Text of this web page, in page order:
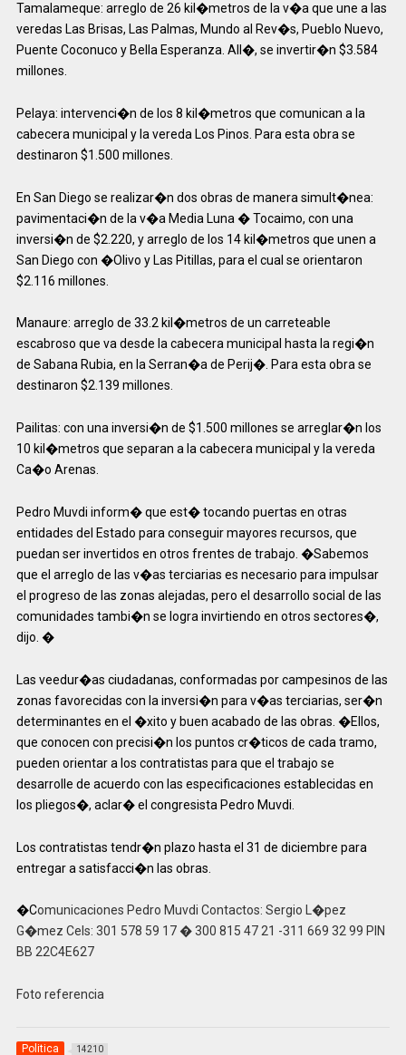
Tamalameque: arreglo de 26 kil�metros de la v�a que une a las
veredas Las Brisas, Las Palmas, Mundo al Rev�s, Pueblo Nuevo,
Puente Coconuco y Bella Esperanza. All�, se invertir�n $3.584
millones.
Pelaya: intervenci�n de los 8 kil�metros que comunican a la
cabecera municipal y la vereda Los Pinos. Para esta obra se
destinaron $1.500 millones.
En San Diego se realizar�n dos obras de manera simult�nea:
pavimentaci�n de la v�a Media Luna � Tocaimo, con una
inversi�n de $2.220, y arreglo de los 14 kil�metros que unen a
San Diego con �Olivo y Las Pitillas, para el cual se orientaron
$2.116 millones.
Manaure: arreglo de 33.2 kil�metros de un carreteable
escabroso que va desde la cabecera municipal hasta la regi�n
de Sabana Rubia, en la Serran�a de Perij�. Para esta obra se
destinaron $2.139 millones.
Pailitas: con una inversi�n de $1.500 millones se arreglar�n los
10 kil�metros que separan a la cabecera municipal y la vereda
Ca�o Arenas.
Pedro Muvdi inform� que est� tocando puertas en otras
entidades del Estado para conseguir mayores recursos, que
puedan ser invertidos en otros frentes de trabajo. �Sabemos
que el arreglo de las v�as terciarias es necesario para impulsar
el progreso de las zonas alejadas, pero el desarrollo social de las
comunidades tambi�n se logra invirtiendo en otros sectores�,
dijo. �
Las veedur�as ciudadanas, conformadas por campesinos de las
zonas favorecidas con la inversi�n para v�as terciarias, ser�n
determinantes en el �xito y buen acabado de las obras. �Ellos,
que conocen con precisi�n los puntos cr�ticos de cada tramo,
pueden orientar a los contratistas para que el trabajo se
desarrolle de acuerdo con las especificaciones establecidas en
los pliegos�, aclar� el congresista Pedro Muvdi.
Los contratistas tendr�n plazo hasta el 31 de diciembre para
entregar a satisfacci�n las obras.
�Comunicaciones Pedro Muvdi Contactos: Sergio L�pez
G�mez Cels: 301 578 59 17 � 300 815 47 21 -311 669 32 99 PIN
BB 22C4E627
Foto referencia
Politica 14210